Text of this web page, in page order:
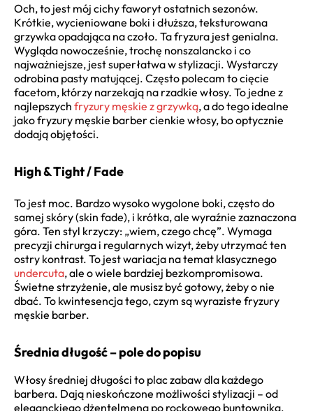
Och, to jest mój cichy faworyt ostatnich sezonów.
Krótkie, wycieniowane boki i dłuższa, teksturowana
grzywka opadająca na czoło. Ta fryzura jest genialna.
Wygląda nowocześnie, trochę nonszalancko i co
najważniejsze, jest superłatwa w stylizacji. Wystarczy
odrobina pasty matującej. Często polecam to cięcie
facetom, którzy narzekają na rzadkie włosy. To jedne z
najlepszych fryzury męskie z grzywką, a do tego idealne
jako fryzury męskie barber cienkie włosy, bo optycznie
dodają objętości.
High & Tight / Fade
To jest moc. Bardzo wysoko wygolone boki, często do
samej skóry (skin fade), i krótka, ale wyraźnie zaznaczona
góra. Ten styl krzyczy: „wiem, czego chcę”. Wymaga
precyzji chirurga i regularnych wizyt, żeby utrzymać ten
ostry kontrast. To jest wariacja na temat klasycznego
undercuta, ale o wiele bardziej bezkompromisowa.
Świetne strzyżenie, ale musisz być gotowy, żeby o nie
dbać. To kwintesencja tego, czym są wyraziste fryzury
męskie barber.
Średnia długość – pole do popisu
Włosy średniej długości to plac zabaw dla każdego
barbera. Dają nieskończone możliwości stylizacji – od
eleganckiego dżentelmena po rockowego buntownika.